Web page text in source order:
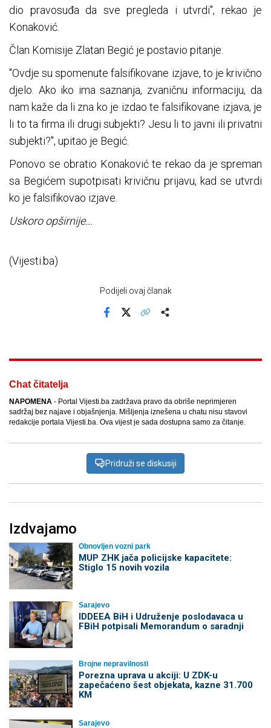
dio pravosuđa da sve pregleda i utvrdi", rekao je
Konaković.
Član Komisije Zlatan Begić je postavio pitanje:
"Ovdje su spomenute falsifikovane izjave, to je krivično
djelo. Ako iko ima saznanja, zvaničnu informaciju, da
nam kaže da li zna ko je izdao te falsifikovane izjava, je
li to ta firma ili drugi subjekti? Jesu li to javni ili privatni
subjekti?", upitao je Begić.
Ponovo se obratio Konaković te rekao da je spreman
sa Begićem supotpisati krivičnu prijavu, kad se utvrdi
ko je falsifikovao izjave.
Uskoro opširnije...
(Vijesti.ba)
Podijeli ovaj članak
Chat čitatelja
NAPOMENA - Portal Vijesti.ba zadržava pravo da obriše neprimjeren
sadržaj bez najave i objašnjenja. Mišljenja iznešena u chatu nisu stavovi
redakcije portala Vijesti.ba. Ova vijest je sada dostupna samo za čitanje.
Pridruži se diskusiji
Izdvajamo
Obnovljen vozni park
MUP ZHK jača policijske kapacitete:
Stiglo 15 novih vozila
Sarajevo
IDDEEA BiH i Udruženje poslodavaca u
FBiH potpisali Memorandum o saradnji
Brojne nepravilnosti
Porezna uprava u akciji: U ZDK-u
zapečaćeno šest objekata, kazne 31.700
KM
Sarajevo